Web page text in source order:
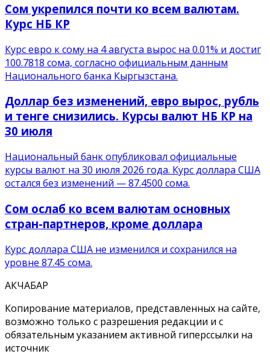
Сом укрепился почти ко всем валютам.
Курс НБ КР
Курс евро к сому на 4 августа вырос на 0.01% и достиг
100.7818 сома, согласно официальным данным
Национального банка Кыргызстана.
Доллар без изменений, евро вырос, рубль
и тенге снизились. Курсы валют НБ КР на
30 июля
Национальный банк опубликовал официальные
курсы валют на 30 июля 2026 года. Курс доллара США
остался без изменений — 87.4500 сома.
Сом ослаб ко всем валютам основных
стран-партнеров, кроме доллара
Курс доллара США не изменился и сохранился на
уровне 87.45 сома.
АКЧАБАР
Копирование материалов, представленных на сайте,
возможно только с разрешения редакции и с
обязательным указанием активной гиперссылки на
источник